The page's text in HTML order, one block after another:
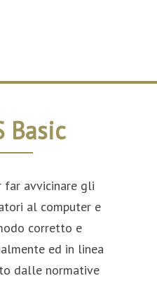
Basic
far avvicinare gli
al computer e
corretto e
ed in linea
dalle normative